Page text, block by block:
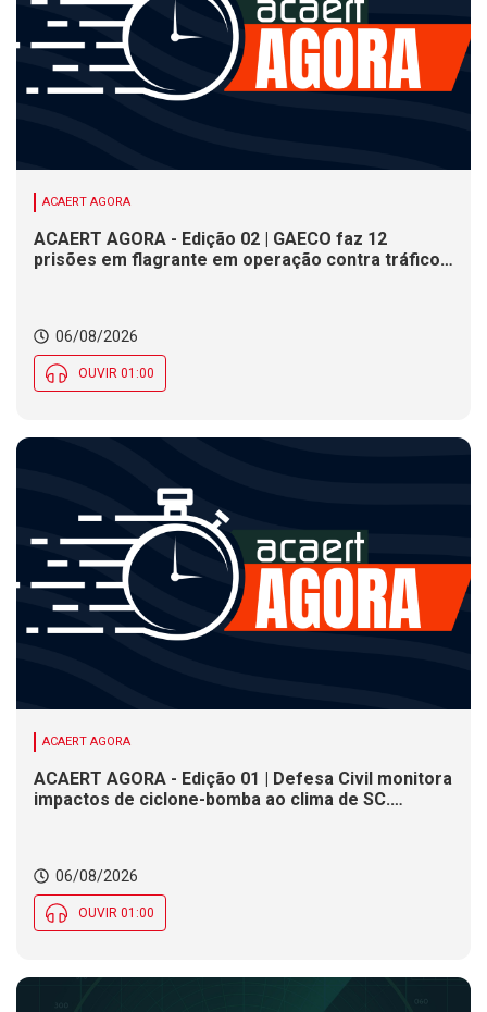
ACAERT AGORA
ACAERT AGORA - Edição 02 | GAECO faz 12
prisões em flagrante em operação contra tráfico
cerâmica em SC
06/08/2026
OUVIR 01:00
ACAERT AGORA
ACAERT AGORA - Edição 01 | Defesa Civil monitora
impactos de ciclone-bomba ao clima de SC.
seletivo nesta quinta (6)
06/08/2026
OUVIR 01:00